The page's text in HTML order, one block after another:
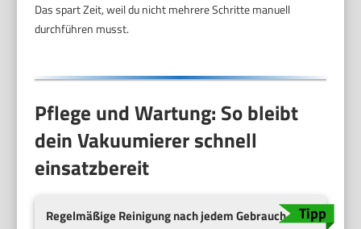
Das spart Zeit, weil du nicht mehrere Schritte manuell
durchführen musst.
Pflege und Wartung: So bleibt
dein Vakuumierer schnell
einsatzbereit
Regelmäßige Reinigung nach jedem Gebrauch